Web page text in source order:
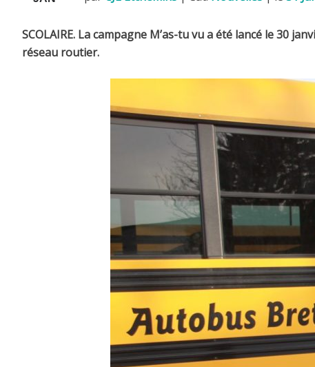
SCOLAIRE. La campagne M’as-tu vu a été lancé le 30
réseau routier.